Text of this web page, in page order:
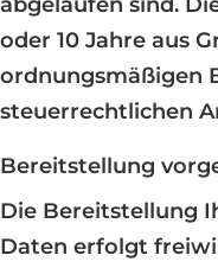
oder 10 Jahre aus
ordnungsmäßigen
steuerrechtlichen
Bereitstellung
Die Bereitstellung
Daten erfolgt